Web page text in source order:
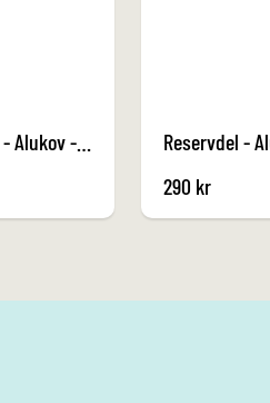
Reservdel - Alukov - Mittkåpa 3 Antracit
290 kr